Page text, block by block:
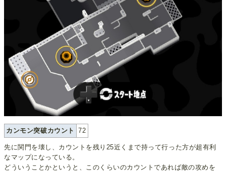
カンモン突破カウント 72
先に関門を壊し、カウントを残り25近くまで持って行った方が超有利
なマップになっている。
どういうことかというと、このくらいのカウントであれば敵の攻めを